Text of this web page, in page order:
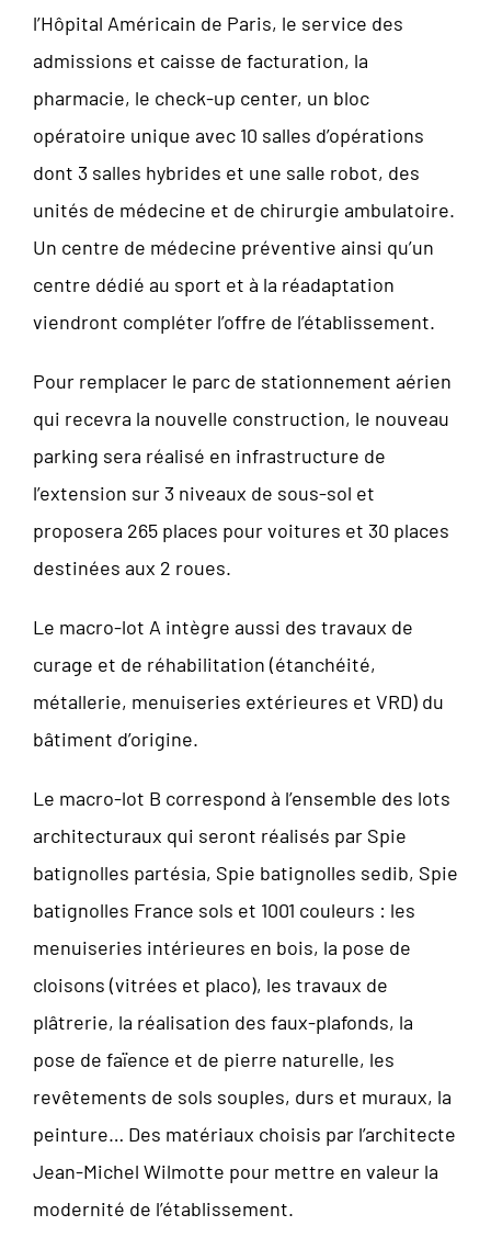
l’Hôpital Américain de Paris, le service des
admissions et caisse de facturation, la
pharmacie, le check-up center, un bloc
opératoire unique avec 10 salles d’opérations
dont 3 salles hybrides et une salle robot, des
unités de médecine et de chirurgie ambulatoire.
Un centre de médecine préventive ainsi qu’un
centre dédié au sport et à la réadaptation
viendront compléter l’offre de l’établissement.
Pour remplacer le parc de stationnement aérien
qui recevra la nouvelle construction, le nouveau
parking sera réalisé en infrastructure de
l’extension sur 3 niveaux de sous-sol et
proposera 265 places pour voitures et 30 places
destinées aux 2 roues.
Le macro-lot A intègre aussi des travaux de
curage et de réhabilitation (étanchéité,
métallerie, menuiseries extérieures et VRD) du
bâtiment d’origine.
Le macro-lot B correspond à l’ensemble des lots
architecturaux qui seront réalisés par Spie
batignolles partésia, Spie batignolles sedib, Spie
batignolles France sols et 1001 couleurs : les
menuiseries intérieures en bois, la pose de
cloisons (vitrées et placo), les travaux de
plâtrerie, la réalisation des faux-plafonds, la
pose de faïence et de pierre naturelle, les
revêtements de sols souples, durs et muraux, la
peinture… Des matériaux choisis par l’architecte
Jean-Michel Wilmotte pour mettre en valeur la
modernité de l’établissement.